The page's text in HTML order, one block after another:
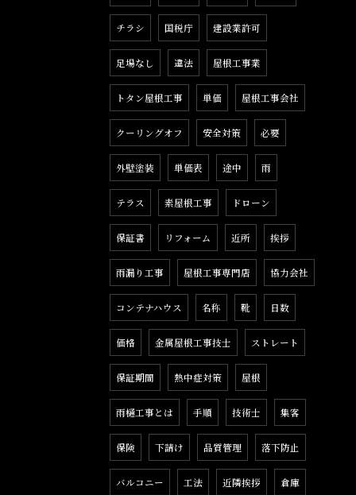
チラシ 国税庁 建設業許可
足場なし 違法 屋根工事業
トタン屋根工事 単価 屋根工事会社
クーリングオフ 安全対策 必要
外壁塗装 単価表 途中 雨
テラス 素屋根工事 ドローン
保証書 リフォーム 近所 挨拶
雨漏り工事 屋根工事専門店 協力会社
コンテナハウス 名称 靴 日数
価格 金属屋根工事技士 ストレート
保証期間 熱中症対策 屋根
雨樋工事とは 手順 技術士 集客
保険 下請け 品質管理 落下防止
バルコニー 工法 近隣挨拶 倉庫